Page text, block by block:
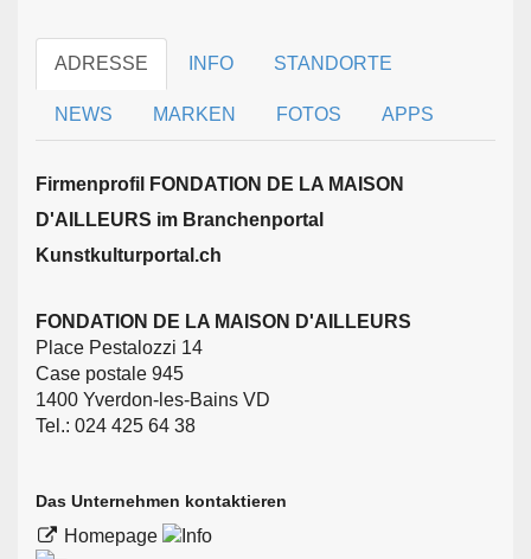
ADRESSE INFO STANDORTE
NEWS MARKEN FOTOS APPS
Firmen­profil FONDATION DE LA MAISON
D'AILLEURS im Branchen­portal
Kunstkulturportal.ch
FONDATION DE LA MAISON D'AILLEURS
Place Pestalozzi 14
Case postale 945
1400 Yverdon-les-Bains VD
Tel.: 024 425 64 38
Das Unternehmen kontaktieren
Homepage